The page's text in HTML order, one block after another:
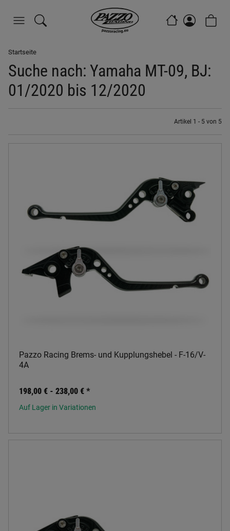
Startseite
Suche nach: Yamaha MT-09, BJ:
01/2020 bis 12/2020
Artikel 1 - 5 von 5
Pazzo Racing Brems- und Kupplungshebel - F-16/V-
4A
198,00 € - 238,00 € *
Auf Lager in Variationen